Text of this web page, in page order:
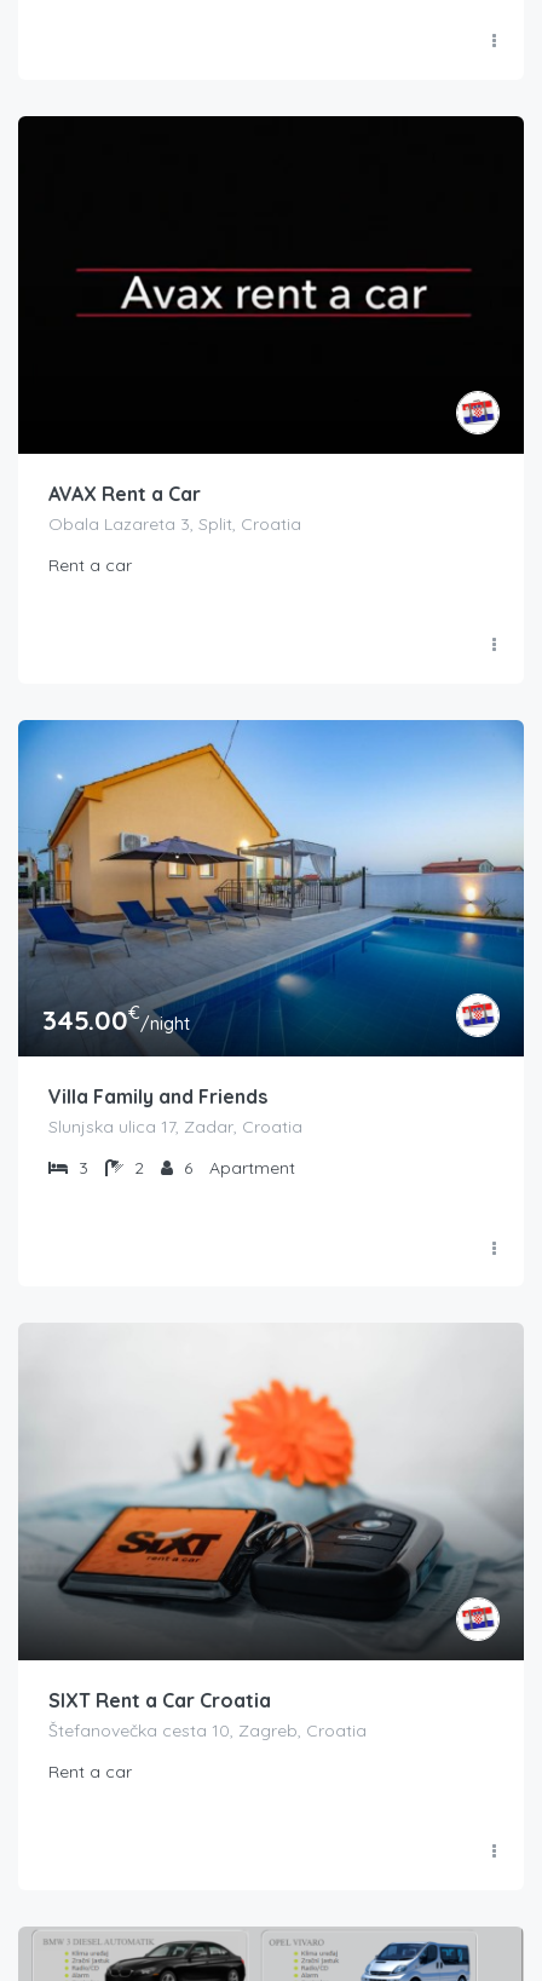
AVAX Rent a Car
Obala Lazareta 3, Split, Croatia
Rent a car
345.00€/night
Villa Family and Friends
Slunjska ulica 17, Zadar, Croatia
3
2 6 Apartment
SIXT Rent a Car Croatia
Štefanovečka cesta 10, Zagreb, Croatia
Rent a car